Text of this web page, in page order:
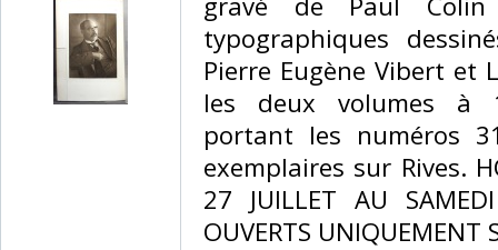
typographiques
Pierre Eugène Vibert et
les deux volumes à
portant les numéros
exemplaires sur Rives.
27 JUILLET AU
OUVERTS UNIQUEMENT